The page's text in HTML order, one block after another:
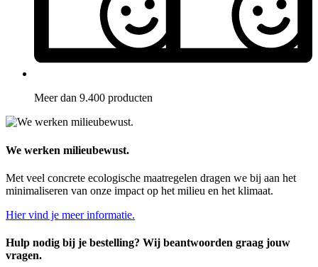
Meer dan 9.400 producten
We werken milieubewust.
Met veel concrete ecologische maatregelen dragen we bij aan het
minimaliseren van onze impact op het milieu en het klimaat.
Hier vind je meer informatie.
Hulp nodig bij je bestelling? Wij beantwoorden graag jouw
vragen.